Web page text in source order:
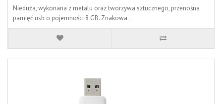
Nieduża, wykonana z metalu oraz tworzywa sztucznego, przenośna
pamięć usb o pojemności 8 GB. Znakowa..